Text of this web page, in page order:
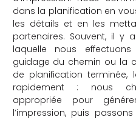
dans la planification en
les détails et en les
partenaires. Souvent, il y
laquelle nous
guidage du chemin ou la
de planification terminée,
rapidement : nous
appropriée pour
l’impression, puis